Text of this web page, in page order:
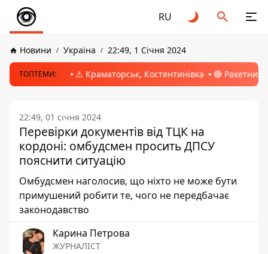
RU
Новини Україна 22:49, 1 Січня 2024
ТОПТЕМИ: ⚠️ Краматорськ, Костянтинівка 🔴 Ракетний
22:49, 01 січня 2024
Перевірки документів від ТЦК на
кордоні: омбудсмен просить ДПСУ
пояснити ситуацію
Омбудсмен наголосив, що ніхто не може бути
примушений робити те, чого не передбачає
законодавство
Карина Петрова
ЖУРНАЛІСТ